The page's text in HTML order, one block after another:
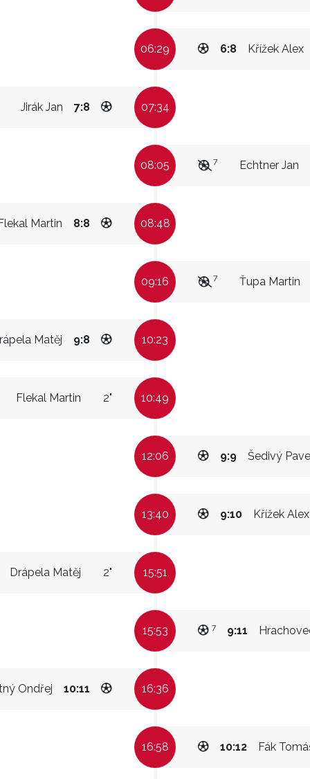
06:29 Křížek Alex
6:8
Jirák Jan 7:8 07:34
08:05 Echtner Jan
7
Martin 8:8 08:48
09:16 Ťupa Martin
7
Matěj 9:8 10:23
Flekal Martin 2" 10:49
12:06 Šedivý
9:9
13:40 Křížek Alex
9:10
Drápela Matěj 2" 15:51
15:53 9:11
7
Ondřej 10:11 16:36
16:58 Fák
10:12